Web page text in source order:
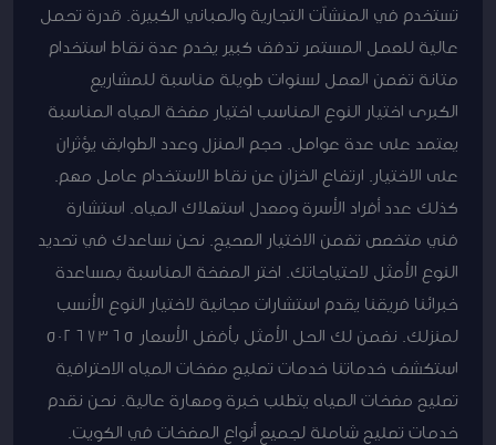
تستخدم في المنشآت التجارية والمباني الكبيرة. قدرة تحمل
عالية للعمل المستمر تدفق كبير يخدم عدة نقاط استخدام
متانة تضمن العمل لسنوات طويلة مناسبة للمشاريع
الكبرى اختيار النوع المناسب اختيار مضخة المياه المناسبة
يعتمد على عدة عوامل. حجم المنزل وعدد الطوابق يؤثران
على الاختيار. ارتفاع الخزان عن نقاط الاستخدام عامل مهم.
كذلك عدد أفراد الأسرة ومعدل استهلاك المياه. استشارة
فني متخصص تضمن الاختيار الصحيح. نحن نساعدك في تحديد
النوع الأمثل لاحتياجاتك. اختر المضخة المناسبة بمساعدة
خبرائنا فريقنا يقدم استشارات مجانية لاختيار النوع الأنسب
لمنزلك. نضمن لك الحل الأمثل بأفضل الأسعار 50267365
استكشف خدماتنا خدمات تصليح مضخات المياه الاحترافية
تصليح مضخات المياه يتطلب خبرة ومهارة عالية. نحن نقدم
خدمات تصليح شاملة لجميع أنواع المضخات في الكويت.